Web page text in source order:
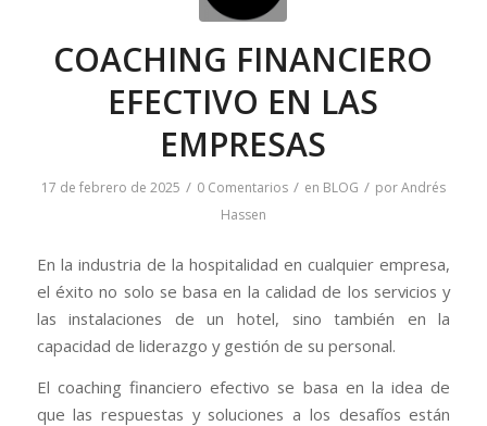
COACHING FINANCIERO
EFECTIVO EN LAS
EMPRESAS
17 de febrero de 2025 / 0 Comentarios / en BLOG / porAndrés
Hassen
En la industria de la hospitalidad en cualquier empresa,
el éxito no solo se basa en la calidad de los servicios y
las instalaciones de un hotel, sino también en la
capacidad de liderazgo y gestión de su personal.
El coaching financiero efectivo se basa en la idea de
que las respuestas y soluciones a los desafíos están